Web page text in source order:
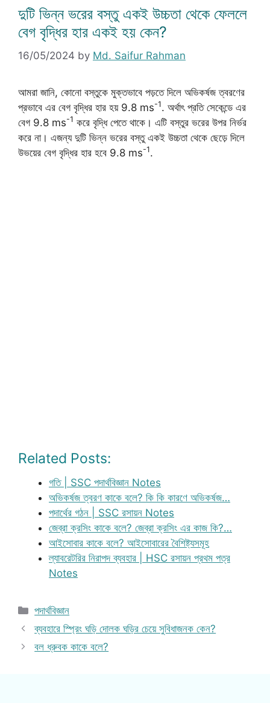
দুটি ভিন্ন ভরের বস্তু একই উচ্চতা থেকে ফেললে
বেগ বৃদ্ধির হার একই হয় কেন?
16/05/2024 by Md. Saifur Rahman
আমরা জানি, কোনো বস্তুকে মুক্তভাবে পড়তে দিলে অভিকর্ষজ ত্বরণের
প্রভাবে এর বেগ বৃদ্ধির হার হয় 9.8 ms-1. অর্থাৎ প্রতি সেকেন্ডে এর
বেগ 9.8 ms-1 করে বৃদ্ধি পেতে থাকে। এটি বস্তুর ভরের উপর নির্ভর
করে না। এজন্য দুটি ভিন্ন ভরের বস্তু একই উচ্চতা থেকে ছেড়ে দিলে
উভয়ের বেগ বৃদ্ধির হার হবে 9.8 ms-1.
Related Posts:
গতি | SSC পদার্থবিজ্ঞান Notes
অভিকর্ষজ ত্বরণ কাকে বলে? কি কি কারণে অভিকর্ষজ…
পদার্থের গঠন | SSC রসায়ন Notes
জেব্রা ক্রসিং কাকে বলে? জেব্রা ক্রসিং এর কাজ কি?…
আইসোবার কাকে বলে? আইসোবারের বৈশিষ্ট্যসমূহ
ল্যাবরেটরির নিরাপদ ব্যবহার | HSC রসায়ন প্রথম পত্র
Notes
Categories
পদার্থবিজ্ঞান
ব্যবহারে স্প্রিং ঘড়ি দোলক ঘড়ির চেয়ে সুবিধাজনক কেন?
বল ধ্রুবক কাকে বলে?